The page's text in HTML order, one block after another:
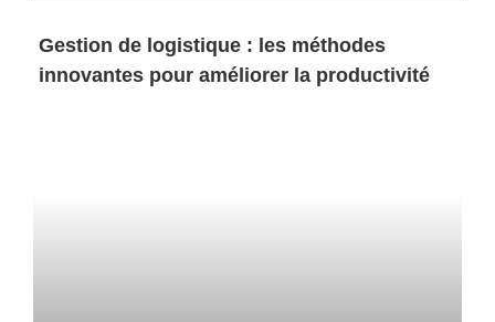
Gestion de logistique : les méthodes
innovantes pour améliorer la productivité